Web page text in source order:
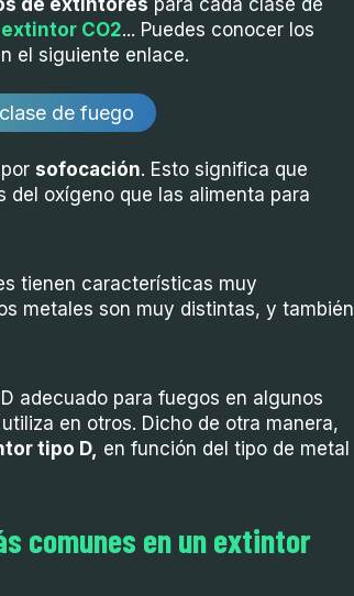
de extintores para cada clase de
extintor CO2... Puedes conocer los
el siguiente enlace.
de fuego
sofocación. Esto significa que
del oxígeno que las alimenta para
tienen características muy
metales son muy distintas, y también
adecuado para fuegos en algunos
en otros. Dicho de otra manera,
tipo D, en función del tipo de metal
comunes en un extintor